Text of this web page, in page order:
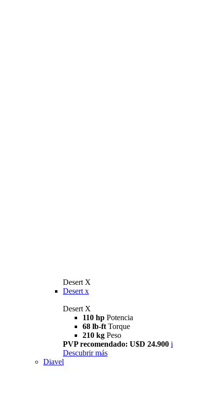
Desert X
Desert x
Desert X
110 hp Potencia
68 lb-ft Torque
210 kg Peso
PVP recomendado: U$D 24.900 i
Descubrir más
Diavel